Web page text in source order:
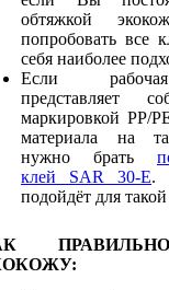
обтяжкой
попробовать все
себя наиболее
Если
представляет
маркировкой PP/
материала на
нужно брать
клей SAR 30-E.
подойдёт для